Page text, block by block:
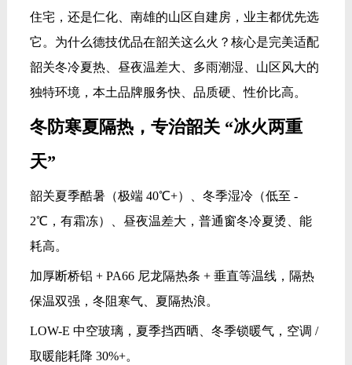
住宅，还是仁化、南雄的山区自建房，业主都优先选
它。为什么德技优品在韶关这么火？核心是完美适配
韶关冬冷夏热、昼夜温差大、多雨潮湿、山区风大的
独特环境，本土品牌服务快、品质硬、性价比高。
冬防寒夏隔热，专治韶关 “冰火两重
天”
韶关夏季酷暑（极端 40℃+）、冬季湿冷（低至 -
2℃，有霜冻）、昼夜温差大，普通窗冬冷夏烫、能
耗高。
加厚断桥铝 + PA66 尼龙隔热条 + 垂直等温线，隔热
保温双强，冬阻寒气、夏隔热浪。
LOW-E 中空玻璃，夏季挡西晒、冬季锁暖气，空调 /
取暖能耗降 30%+。